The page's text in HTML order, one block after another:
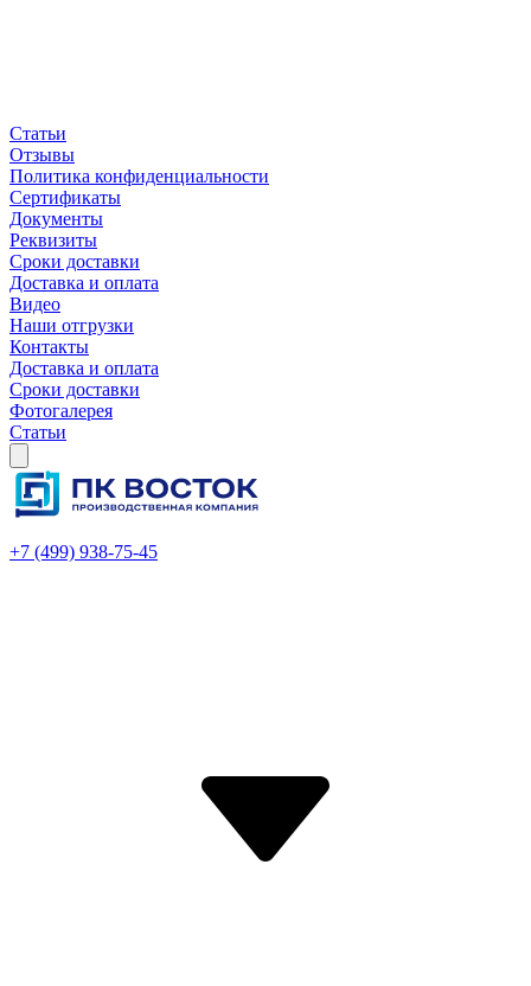
Статьи
Отзывы
Политика конфиденциальности
Сертификаты
Документы
Реквизиты
Сроки доставки
Доставка и оплата
Видео
Наши отгрузки
Контакты
Доставка и оплата
Сроки доставки
Фотогалерея
Статьи
+7 (499) 938-75-45